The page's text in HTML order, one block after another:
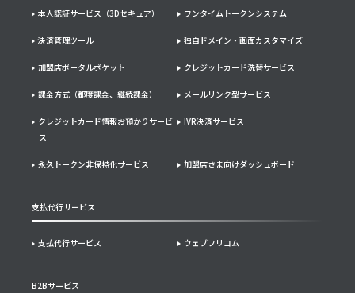
本人認証サービス（3Dセキュア） ワンタイムトークンシステム
決済管理ツール 独自ドメイン・画面カスタマイズ
加盟店ポータルポケット クレジットカード洗替サービス
課金方式（都度課金、継続課金） メールリンク型サービス
クレジットカード情報お預かりサービ
ス
IVR決済サービス
永久トークン非保持化サービス 加盟店さま向けダッシュボード
支払代行サービス
支払代行サービス ウェブフリコム
B2Bサービス